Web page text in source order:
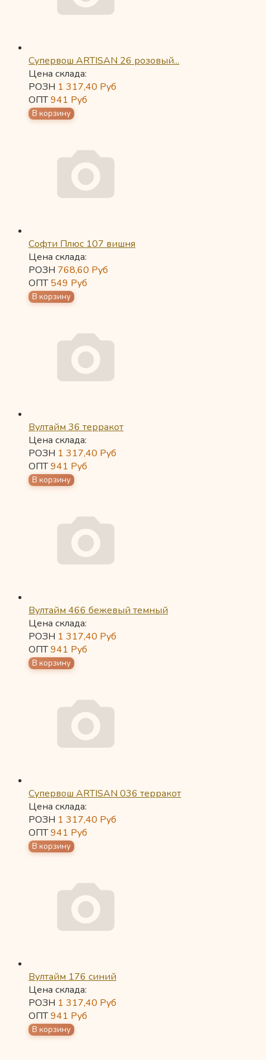
Супервош ARTISAN 26 розовый...
Цена склада:
РОЗН 1 317,40 Руб
ОПТ941 Руб
Софти Плюс 107 вишня
Цена склада:
РОЗН 768,60 Руб
ОПТ549 Руб
Вултайм 36 терракот
Цена склада:
РОЗН 1 317,40 Руб
ОПТ941 Руб
Вултайм 466 бежевый темный
Цена склада:
РОЗН 1 317,40 Руб
ОПТ941 Руб
Супервош ARTISAN 036 терракот
Цена склада:
РОЗН 1 317,40 Руб
ОПТ941 Руб
Вултайм 176 синий
Цена склада:
РОЗН 1 317,40 Руб
ОПТ941 Руб